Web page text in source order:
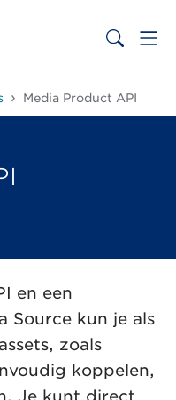
Media Product API
en een
Source kun je als
zoals
koppelen,